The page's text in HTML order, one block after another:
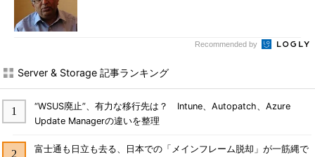
Recommended by
Server & Storage 記事ランキング
“WSUS廃止”、有力な移行先は？ Intune、Autopatch、Azure
Update Managerの違いを整理
富士通も日立も去る、日本での「メインフレーム脱却」が一筋縄で